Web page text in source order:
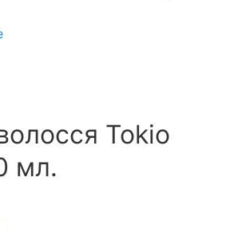
Tokio
мл.